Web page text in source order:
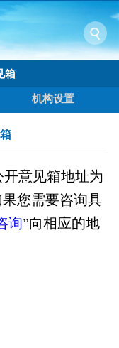
箱
机构设置
意见箱地址为
果您需要咨询具
询”向相应的地